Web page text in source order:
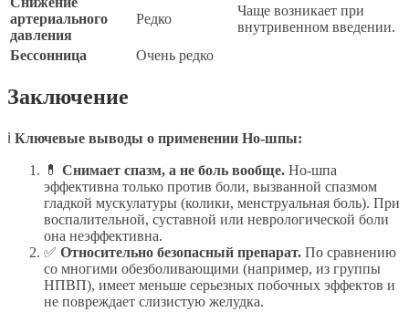
артериального
давления
Редко
Чаще возникает при
внутривенном введении.
Бессонница
Очень редко
Заключение
ℹ️ Ключевые выводы о применении Но-шпы:
💊 Снимает спазм, а не боль вообще. Но-шпа
эффективна только против боли, вызванной спазмом
гладкой мускулатуры (колики, менструальная боль). При
воспалительной, суставной или неврологической боли
она неэффективна.
✅ Относительно безопасный препарат. По сравнению
со многими обезболивающими (например, из группы
НПВП), имеет меньше серьезных побочных эффектов и
не повреждает слизистую желудка.